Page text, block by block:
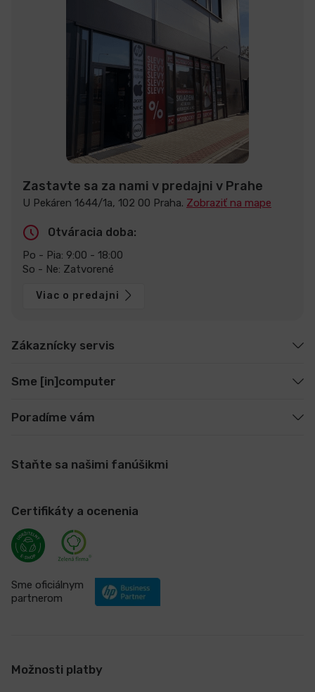
Zastavte sa za nami v predajni v Prahe
U Pekáren 1644/1a, 102 00 Praha. Zobraziť na mape
Otváracia doba:
Po - Pia: 9:00 - 18:00
So - Ne: Zatvorené
Viac o predajni
Zákaznícky servis
Sme [in]computer
Poradíme vám
Staňte sa našimi fanúšikmi
Certifikáty a ocenenia
Sme oficiálnym
partnerom
Možnosti platby